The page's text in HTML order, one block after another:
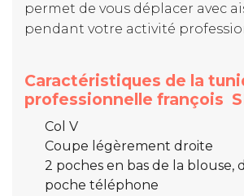
permet de vous déplacer avec
pendant votre activité
Caractéristiques de la
professionnelle françois
Col V
Coupe légèrement droite
2 poches en bas de la blouse,
poche téléphone